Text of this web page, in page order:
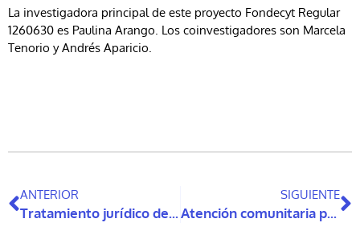
La investigadora principal de este proyecto Fondecyt Regular
1260630 es Paulina Arango. Los coinvestigadores son Marcela
Tenorio y Andrés Aparicio.
ANTERIOR
Tratamiento jurídico de la parentalidad de las personas con discapacidad en Chile
SIGUIENTE
Atención comunitaria para personas con discapacidad: experiencias de los cuidadores que viven en el centro-sur de Chile